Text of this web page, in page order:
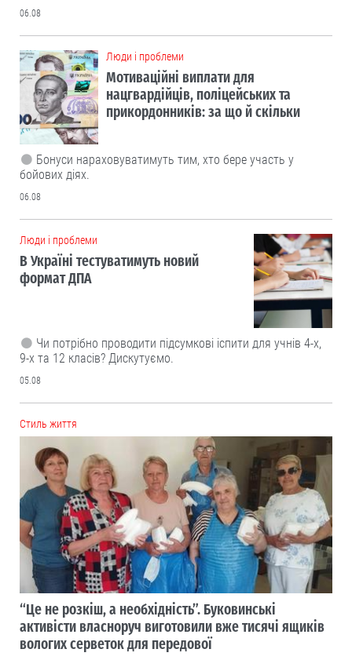
06.08
Люди і проблеми
Мотиваційні виплати для
нацгвардійців, поліцейських та
прикордонників: за що й скільки
Бонуси нараховуватимуть тим, хто бере участь у
бойових діях.
06.08
Люди і проблеми
В Україні тестуватимуть новий
формат ДПА
Чи потрібно проводити підсумкові іспити для учнів 4-х,
9-х та 12 класів? Дискутуємо.
05.08
Cтиль життя
“Це не розкіш, а необхідність”. Буковинські
активісти власноруч виготовили вже тисячі ящиків
вологих серветок для передової